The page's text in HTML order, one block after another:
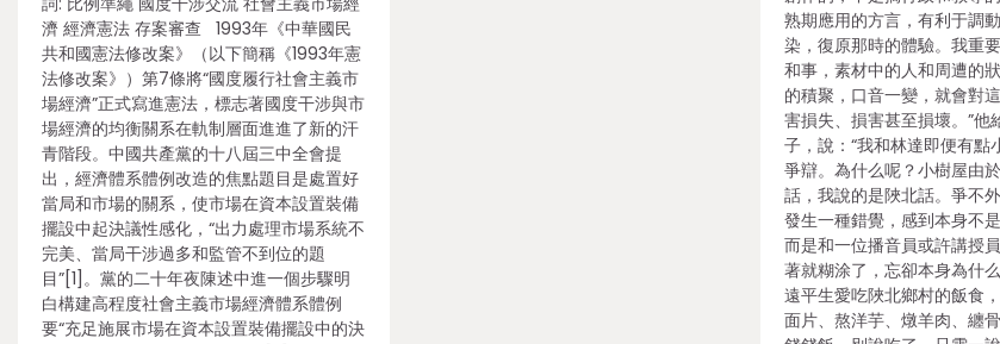
濟 經濟憲法 存案審查 1993年《中華國民
共和國憲法修改案》（以下簡稱《1993年憲
法修改案》）第7條將“國度履行社會主義市
場經濟”正式寫進憲法，標志著國度干涉與市
場經濟的均衡關系在軌制層面進進了新的汗
青階段。中國共產黨的十八屆三中全會提
出，經濟體系體例改造的焦點題目是處置好
當局和市場的關系，使市場在資本設置裝備
擺設中起決議性感化，“出力處理市場系統不
完美、當局干涉過多和監管不到位的題
目”[1]。黨的二十年夜陳述中進一個步驟明
白構建高程度社會主義市場經濟體系體例
要“充足施展市場在資本設置裝備擺設中的決
熟期應用的方言，有利于調
染，復原那時的體驗。我重
和事，素材中的人和周遭的
的積聚，口音一變，就會對
害損失、損害甚至損壞。”他
子，說：“我和林達即便有點
爭辯。為什么呢？小樹屋由
話，我說的是陜北話。爭不
發生一種錯覺，感到本身不
而是和一位播音員或許講授
著就糊涂了，忘卻本身為什
遠平生愛吃陜北鄉村的飯食
面片、熬洋芋、燉羊肉、纏